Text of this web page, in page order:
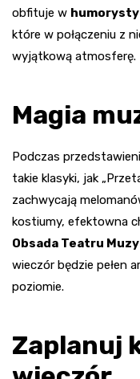
obfituje w
które w połączeniu z
wyjątkową atmosferę.
Magia
Podczas
takie klasyki, jak
zachwycają
kostiumy, efektowna
Obsada Teatru
wieczór będzie pełen
poziomie.
Zaplanuj